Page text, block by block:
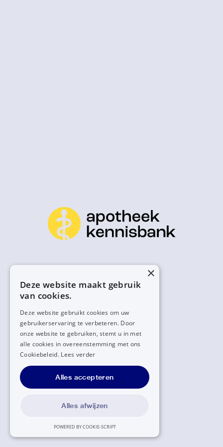
×
Deze website maakt gebruik
van cookies.
Deze website gebruikt cookies om uw
gebruikerservaring te verbeteren. Door
onze website te gebruiken, stemt u in met
alle cookies in overeenstemming met ons
Cookiebeleid. Lees verder
Alles accepteren
Alles afwijzen
POWERED BY COOKIE-SCRIPT